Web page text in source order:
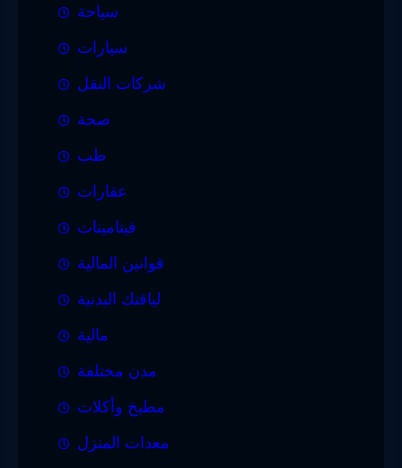
سياحة
سيارات
شركات النقل
صحة
طب
عقارات
فيتامينات
قوانين المالية
لياقتك البدنية
مالية
مدن مختلفة
مطبخ وأكلات
معدات المنزل